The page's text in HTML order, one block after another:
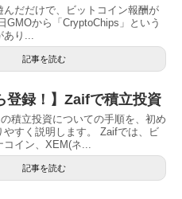
んだだけで、ビットコイン報酬が
GMOから「CryptoChips」という
あり...
記事を読む
登録！】Zaifで積立投資
積立投資についての手順を、初め
やすく説明します。 Zaifでは、ビ
コイン、XEM(ネ...
記事を読む